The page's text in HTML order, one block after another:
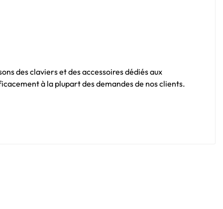
des claviers et des accessoires dédiés aux
à la plupart des demandes de nos clients.